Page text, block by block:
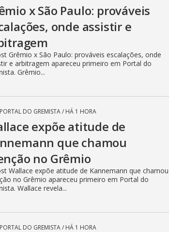
x São Paulo: prováveis
onde assistir e
Grêmio x São Paulo: prováveis escalações, onde
e arbitragem apareceu primeiro em Portal do
Grêmio...
PORTAL DO GREMISTA/ HÁ 1 HORA
expõe atitude de
que chamou
no Grêmio
Wallace expõe atitude de Kannemann que chamou
no Grêmio apareceu primeiro em Portal do
Wallace revela...
PORTAL DO GREMISTA/ HÁ 1 HORA